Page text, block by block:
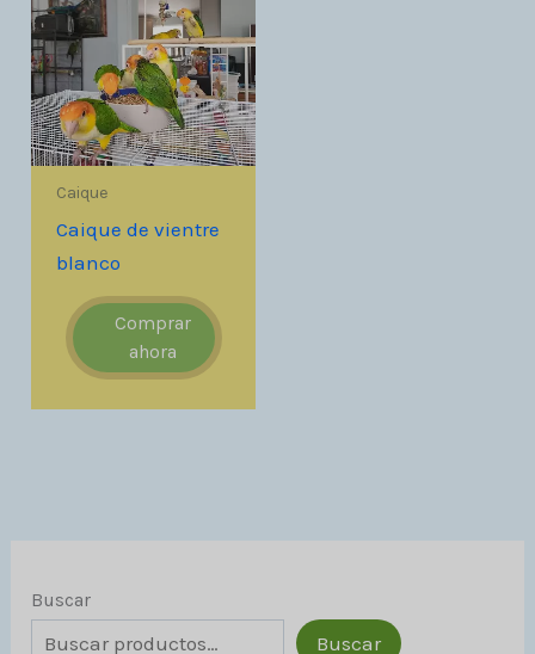
Buscar
Buscar
Caique
Caique de vientre
blanco
Comprar
ahora